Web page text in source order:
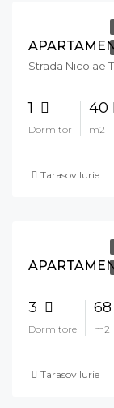
Strada Nicolae
1
Dormitor
40
m2
Tarasov Iurie
3
Dormitore
68
m2
Tarasov Iurie